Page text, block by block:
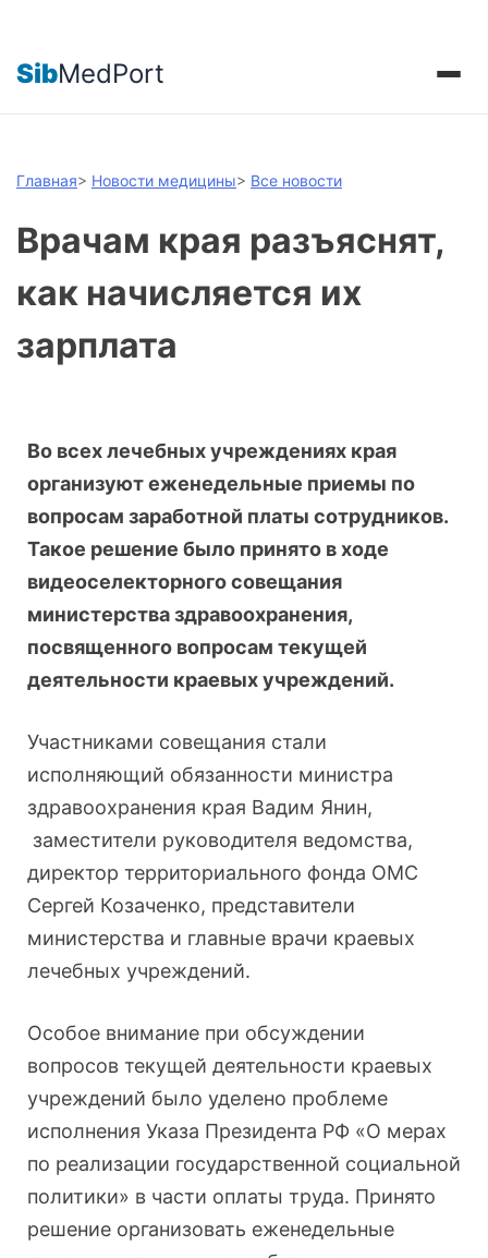
SibMedPort
Главная> Новости медицины> Все новости
Врачам края разъяснят,
как начисляется их
зарплата
Во всех лечебных учреждениях края
организуют еженедельные приемы по
вопросам заработной платы сотрудников.
Такое решение было принято в ходе
видеоселекторного совещания
министерства здравоохранения,
посвященного вопросам текущей
деятельности краевых учреждений.
Участниками совещания стали
исполняющий обязанности министра
здравоохранения края Вадим Янин,
заместители руководителя ведомства,
директор территориального фонда ОМС
Сергей Козаченко, представители
министерства и главные врачи краевых
лечебных учреждений.
Особое внимание при обсуждении
вопросов текущей деятельности краевых
учреждений было уделено проблеме
исполнения Указа Президента РФ «О мерах
по реализации государственной социальной
политики» в части оплаты труда. Принято
решение организовать еженедельные